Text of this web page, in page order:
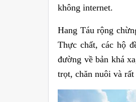
không internet.
Hang Táu rộng
Thực chất, các hộ
đường về bản khá
trọt, chăn nuôi và